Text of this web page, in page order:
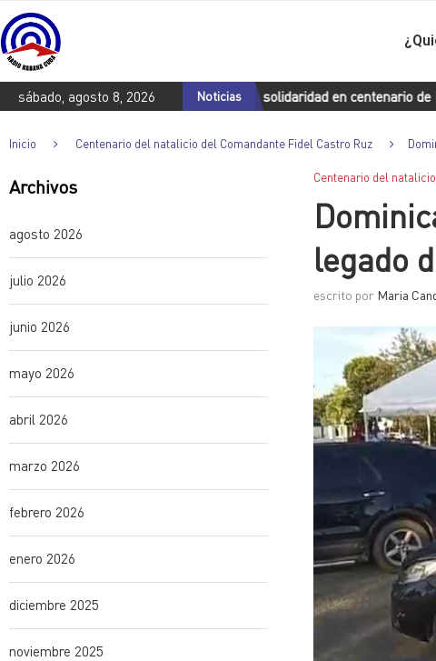
sábado, agosto 8, 2026 Noticias
Sindicato italiano trae a Cuba su solidaridad en centenario de Fidel
Inicio Centenario del natalicio del Comandante Fidel Castro Ruz
Centenario del
legado
escrito por Maria
Archivos
agosto 2026
julio 2026
junio 2026
mayo 2026
abril 2026
marzo 2026
febrero 2026
enero 2026
diciembre 2025
noviembre 2025